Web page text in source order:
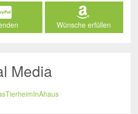
Wünsche erfüllen
Media